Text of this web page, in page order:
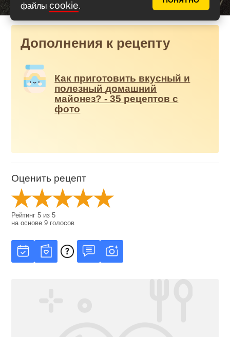
файлы cookie.
Дополнения к рецепту
Как приготовить вкусный и
полезный домашний
майонез? - 35 рецептов с
фото
Оценить рецепт
Рейтинг5 из5
на основе9 голосов